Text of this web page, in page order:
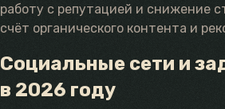
работу с репутацией и снижение
счёт органического контента и
Социальные сети и
в 2026 году